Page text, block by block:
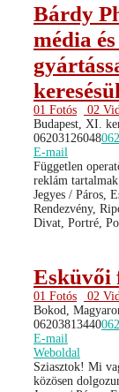
Bárdy
média
01 Fotós
02
Budapest, XI.
06203126048
E-mail
Független
reklám
Jegyes / Páros,
Rendezvény,
Divat, Portré,
Esküvői
01 Fotós
02
Bokod,
06203813440
E-mail
Weboldal
Sziasztok! Mi
közösen